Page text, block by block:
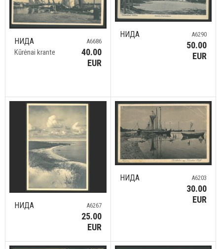
НИДА
Kūrėnai krante
A6686
40.00
EUR
НИДА A6290
50.00
EUR
НИДА A6267
25.00
EUR
НИДА A6203
30.00
EUR